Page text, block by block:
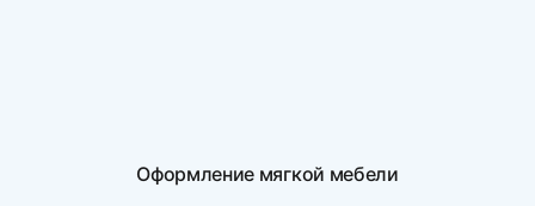
Оформление мягкой мебели